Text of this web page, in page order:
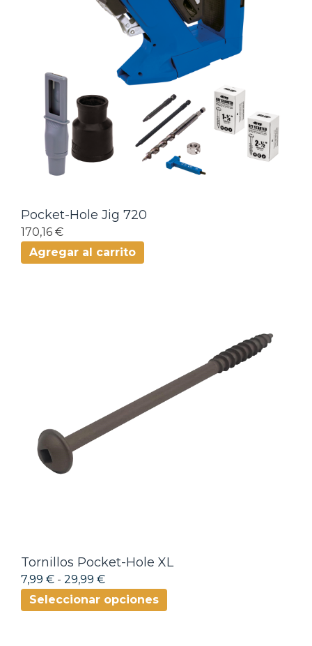
Pocket-Hole Jig 720
170,16 €
Agregar al carrito
Tornillos Pocket-Hole XL
7,99 € - 29,99 €
Seleccionar opciones